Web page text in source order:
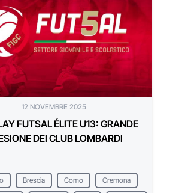
12 NOVEMBRE 2025
FUTSAL ÉLITE U13: GRANDE
DEI CLUB LOMBARDI
Brescia Como Cremona